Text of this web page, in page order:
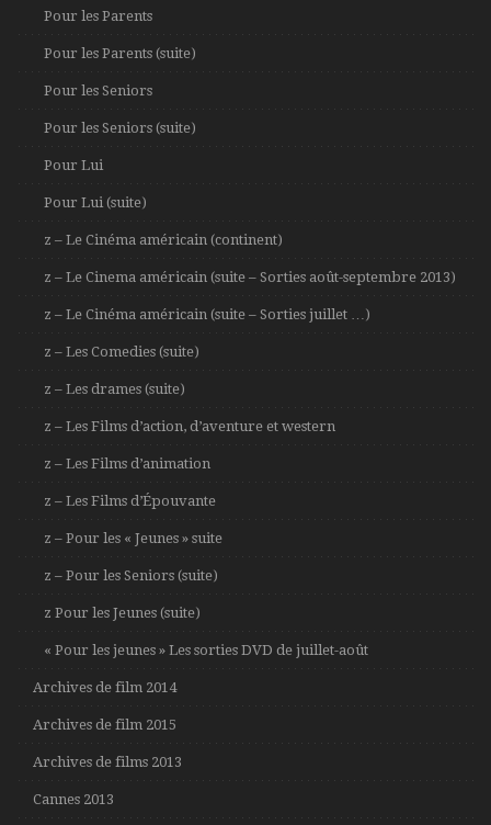
Pour les Parents
Pour les Parents (suite)
Pour les Seniors
Pour les Seniors (suite)
Pour Lui
Pour Lui (suite)
z – Le Cinéma américain (continent)
z – Le Cinema américain (suite – Sorties août-septembre 2013)
z – Le Cinéma américain (suite – Sorties juillet …)
z – Les Comedies (suite)
z – Les drames (suite)
z – Les Films d’action, d’aventure et western
z – Les Films d’animation
z – Les Films d’Épouvante
z – Pour les « Jeunes » suite
z – Pour les Seniors (suite)
z Pour les Jeunes (suite)
« Pour les jeunes » Les sorties DVD de juillet-août
Archives de film 2014
Archives de film 2015
Archives de films 2013
Cannes 2013